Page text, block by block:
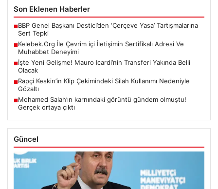
Son Eklenen Haberler
■BBP Genel Başkanı Destici’den ‘Çerçeve Yasa’ Tartışmalarına
Sert Tepki
■Kelebek.Org İle Çevrim içi İletişimin Sertifikalı Adresi Ve
Muhabbet Deneyimi
■İşte Yeni Gelişme! Mauro Icardi’nin Transferi Yakında Belli
Olacak
■Rapçi Keskin’in Klip Çekimindeki Silah Kullanımı Nedeniyle
Gözaltı
■Mohamed Salah’ın karnındaki görüntü gündem olmuştu!
Gerçek ortaya çıktı
Güncel